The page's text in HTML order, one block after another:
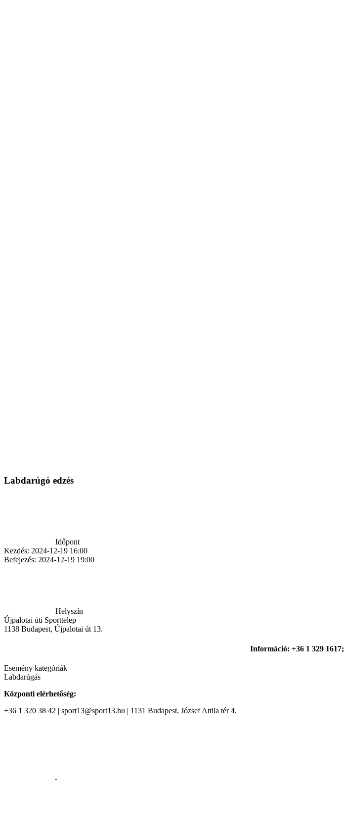
Labdarúgó edzés
Időpont
Kezdés: 2024-12-19 16:00
Befejezés: 2024-12-19 19:00
Helyszín
Újpalotai úti Sporttelep
1138 Budapest, Újpalotai út 13.
Információ: +36 1 329 1617;
Esemény kategóriák
Labdarúgás
Központi elérhetőség:
+36 1 320 38 42 | sport13@sport13.hu | 1131 Budapest, József Attila tér 4.